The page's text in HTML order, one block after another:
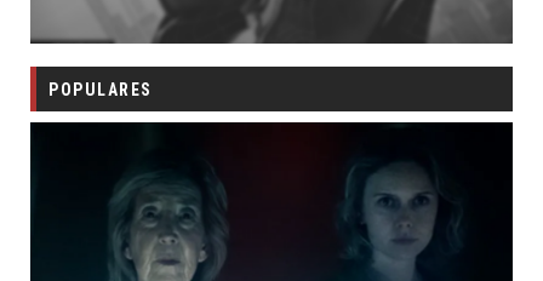
POPULARES